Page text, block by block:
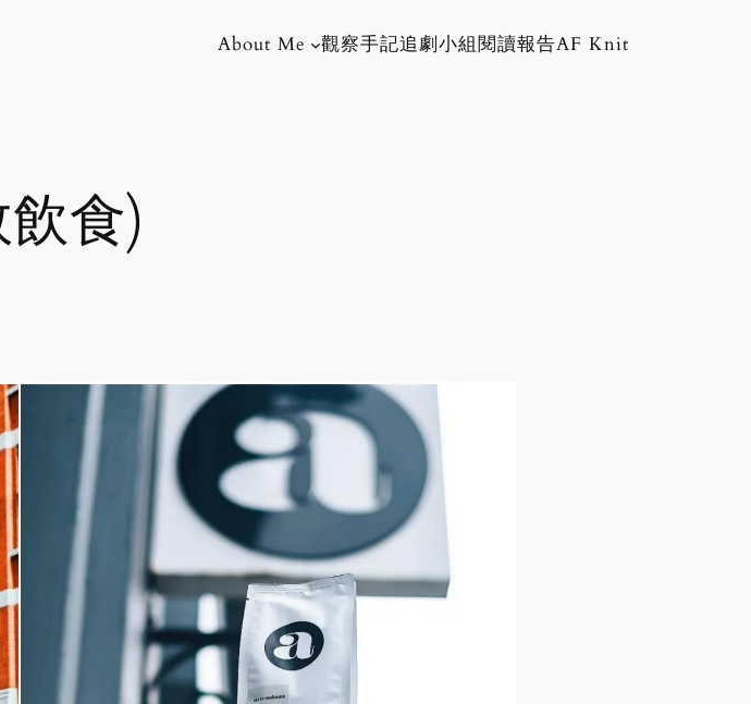
About Me 觀察手記追劇小組閱讀報告AF Knit
食)